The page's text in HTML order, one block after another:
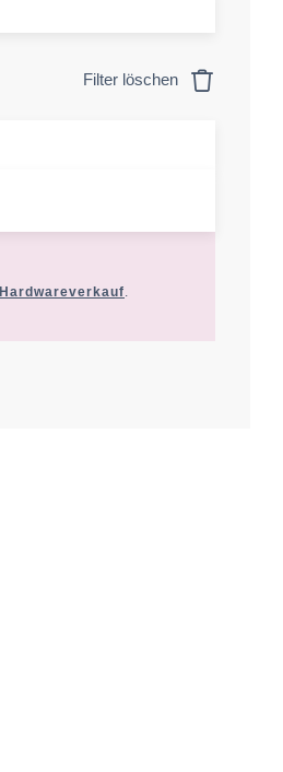
Filter löschen
Hardwareverkauf.